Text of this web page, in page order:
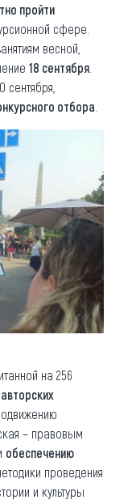
пройти
сфере.
весной,
18 сентября
сентября,
отбора
на 256
– правовым
обеспечению
проведения
и культуры